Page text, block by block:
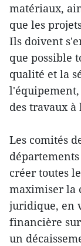
matériaux,
que les
Ils doivent
que possible
qualité et la
des travaux
Les comités
créer toutes
maximiser la
juridique, en
financière
un